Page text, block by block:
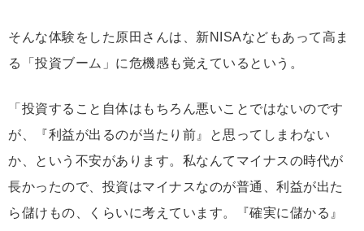
そんな体験をした原田さんは、新NISAなどもあって高ま
る「投資ブーム」に危機感も覚えているという。
「投資すること自体はもちろん悪いことではないのです
が、『利益が出るのが当たり前』と思ってしまわない
か、という不安があります。私なんてマイナスの時代が
長かったので、投資はマイナスなのが普通、利益が出た
ら儲けもの、くらいに考えています。『確実に儲かる』